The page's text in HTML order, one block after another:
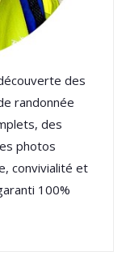
des
randonnée
des
photos
convivialité et
100%